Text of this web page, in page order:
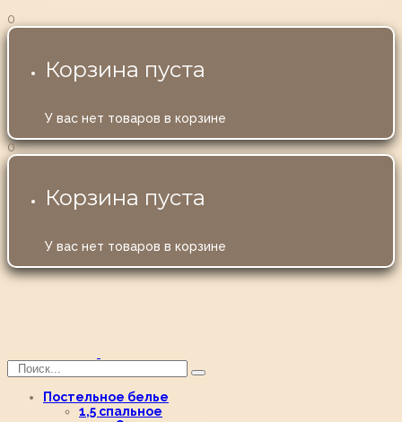
0
Корзина пуста
У вас нет товаров в корзине
0
Корзина пуста
У вас нет товаров в корзине
Постельное белье
1,5 спальное